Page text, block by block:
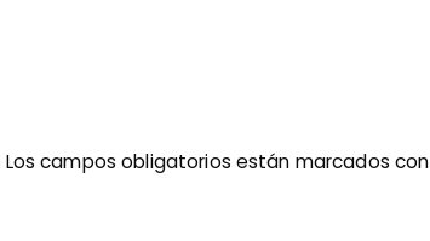
Los campos obligatorios están marcados con